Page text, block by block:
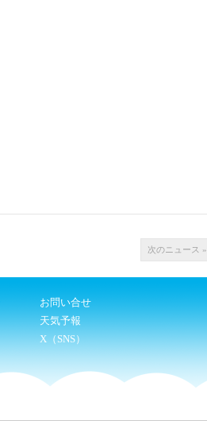
次のニュース »
お問い合せ
天気予報
X（SNS）